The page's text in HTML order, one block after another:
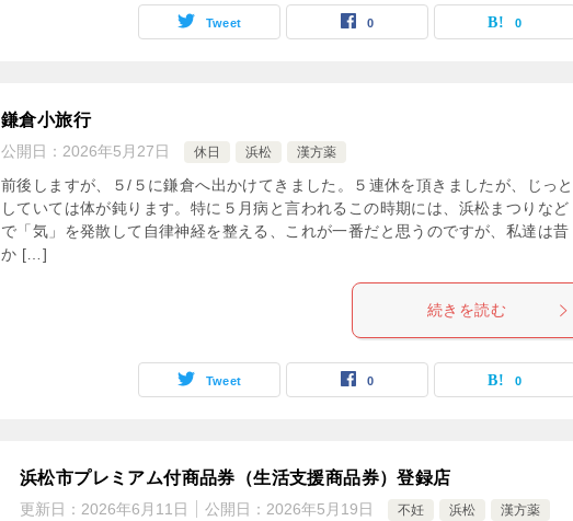
Tweet 0 0
鎌倉小旅行
公開日： 2026年5月27日 休日 浜松 漢方薬
前後しますが、５/５に鎌倉へ出かけてきました。５連休を頂きましたが、じっと
していては体が鈍ります。特に５月病と言われるこの時期には、浜松まつりなど
で「気」を発散して自律神経を整える、これが一番だと思うのですが、私達は昔
か […]
続きを読む
Tweet 0 0
浜松市プレミアム付商品券（生活支援商品券）登録店
更新日： 2026年6月11日 公開日： 2026年5月19日 不妊 浜松 漢方薬